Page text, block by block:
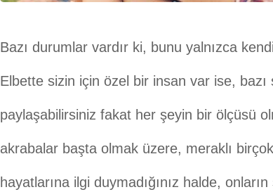
Bazı durumlar vardır ki, bunu yalnızca
Elbette sizin için özel bir insan var ise, bazı
paylaşabilirsiniz fakat her şeyin bir ölçüsü
akrabalar başta olmak üzere, meraklı
hayatlarına ilgi duymadığınız halde,